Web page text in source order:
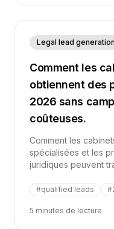
Legal lead generation
Comment les
obtiennent des
2026 sans
coûteuses.
Comment les
spécialisées et les
juridiques peuvent
calculateurs, des
#qualified leads #
5 minutes de lecture